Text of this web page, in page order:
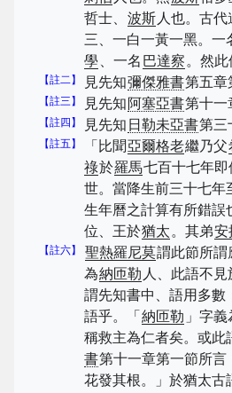
哲士、 波斯人也。古
三、一白一黃一黑。一
學、一名 巴達察。然此
【註二】 見先知彌傑雅書第五章
【註三】 見先知 阿塞亞書第十一
【註四】 見先知 日勒未亞書第三
【註五】 「比聞亞爾格老繼乃父
祿於羅馬七百十七年
世。當降生前三十七年
生年曆之計算有所錯誤
位、王於猶太。其弟安
【註六】 聖熱羅尼莫謂此節所謂
為納匝勒 人、此語不
謂先知書中、語用多數
語乎。「 納匝勒 」字
稱救主為仁者矣。或此
書第十一章第一節所言
花發其根。」於猶太古